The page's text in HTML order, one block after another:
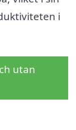
i
utan